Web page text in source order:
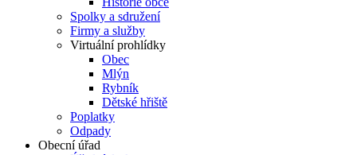
Spolky a sdružení
Firmy a služby
Virtuální prohlídky
Obec
Mlýn
Rybník
Dětské hřiště
Poplatky
Odpady
Obecní úřad